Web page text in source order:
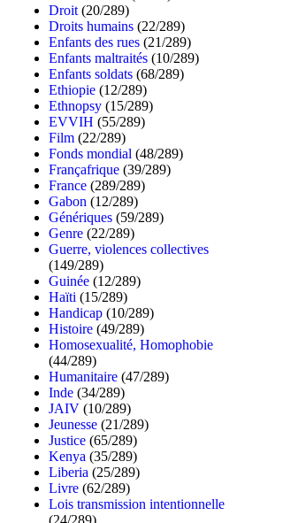
Droit (20/289)
Droits humains (22/289)
Enfants des rues (21/289)
Enfants maltraités (10/289)
Enfants soldats (68/289)
Ethiopie (12/289)
Ethnopsy (15/289)
EVVIH (55/289)
Film (22/289)
Fonds mondial (48/289)
Françafrique (39/289)
France (289/289)
Gabon (12/289)
Génériques (59/289)
Genre (22/289)
Guerre, violences collectives
(149/289)
Guinée (12/289)
Haïti (15/289)
Handicap (10/289)
Histoire (49/289)
Homosexualité, Homophobie
(44/289)
Humanitaire (47/289)
Inde (34/289)
JAIV (10/289)
Jeunesse (21/289)
Justice (65/289)
Kenya (35/289)
Liberia (25/289)
Livre (62/289)
Lois transmission intentionnelle
(24/289)